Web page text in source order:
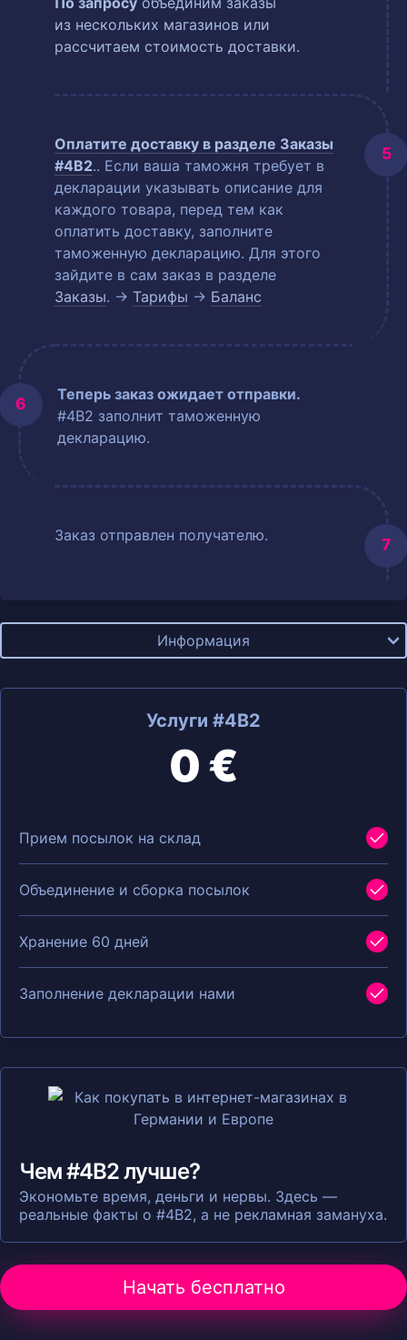
из нескольких магазинов или
рассчитаем стоимость доставки.
Оплатите доставку в разделе Заказы
#4B2.. Если ваша таможня требует в
декларации указывать описание для
каждого товара, перед тем как
оплатить доставку, заполните
таможенную декларацию. Для этого
зайдите в сам заказ в разделе
Заказы. → Тарифы → Баланс
Теперь заказ ожидает отправки.
#4B2 заполнит таможенную
декларацию.
Заказ отправлен получателю.
Информация
Услуги #4B2
0 €
Прием посылок на склад
Объединение и сборка посылок
Хранение 60 дней
Заполнение декларации нами
Чем #4B2 лучше?
Экономьте время, деньги и нервы. Здесь —
реальные факты о #4B2, а не рекламная замануха.
Начать бесплатно